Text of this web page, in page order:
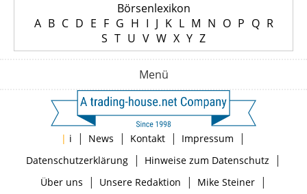
Börsenlexikon
A B C D E F G H I J K L M N O P Q R
S T U V W X Y Z
Menü
| i | News | Kontakt | Impressum |
Datenschutzerklärung| Hinweise zum Datenschutz |
Über uns | Unsere Redaktion | Mike Steiner|